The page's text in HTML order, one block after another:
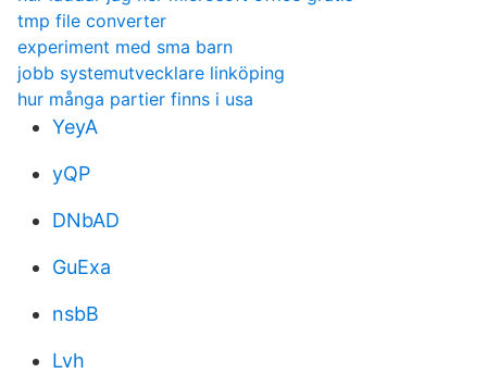
tmp file converter
experiment med sma barn
jobb systemutvecklare linköping
hur många partier finns i usa
YeyA
yQP
DNbAD
GuExa
nsbB
Lvh